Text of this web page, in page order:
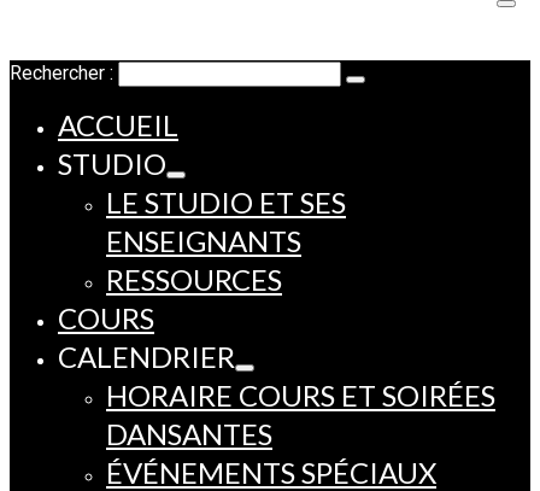
Rechercher :
ACCUEIL
STUDIO
LE STUDIO ET SES
ENSEIGNANTS
RESSOURCES
COURS
CALENDRIER
HORAIRE COURS ET SOIRÉES
DANSANTES
ÉVÉNEMENTS SPÉCIAUX